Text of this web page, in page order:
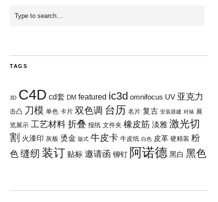
TAGS
3D C4D cd套 DM featured ic3d omnifocus UV 亚克力
击凸 刀模 单色 卡片 双色调 台历 名片 复古 安装搭建 对裱 展
览展示 工艺材料 折叠 报纸 文件夹 橡皮筋 淡雅 激光切
割 火漆印 灰板 烫金 版式 牛皮卡 牛皮纸 白色 皮革 硬精装 粉
色 缝纫 装订 贴标 邀请函 铆钉 阿诺德 黑白 黑色